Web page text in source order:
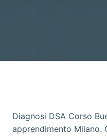
Diagnosi DSA Corso
apprendimento Milano.